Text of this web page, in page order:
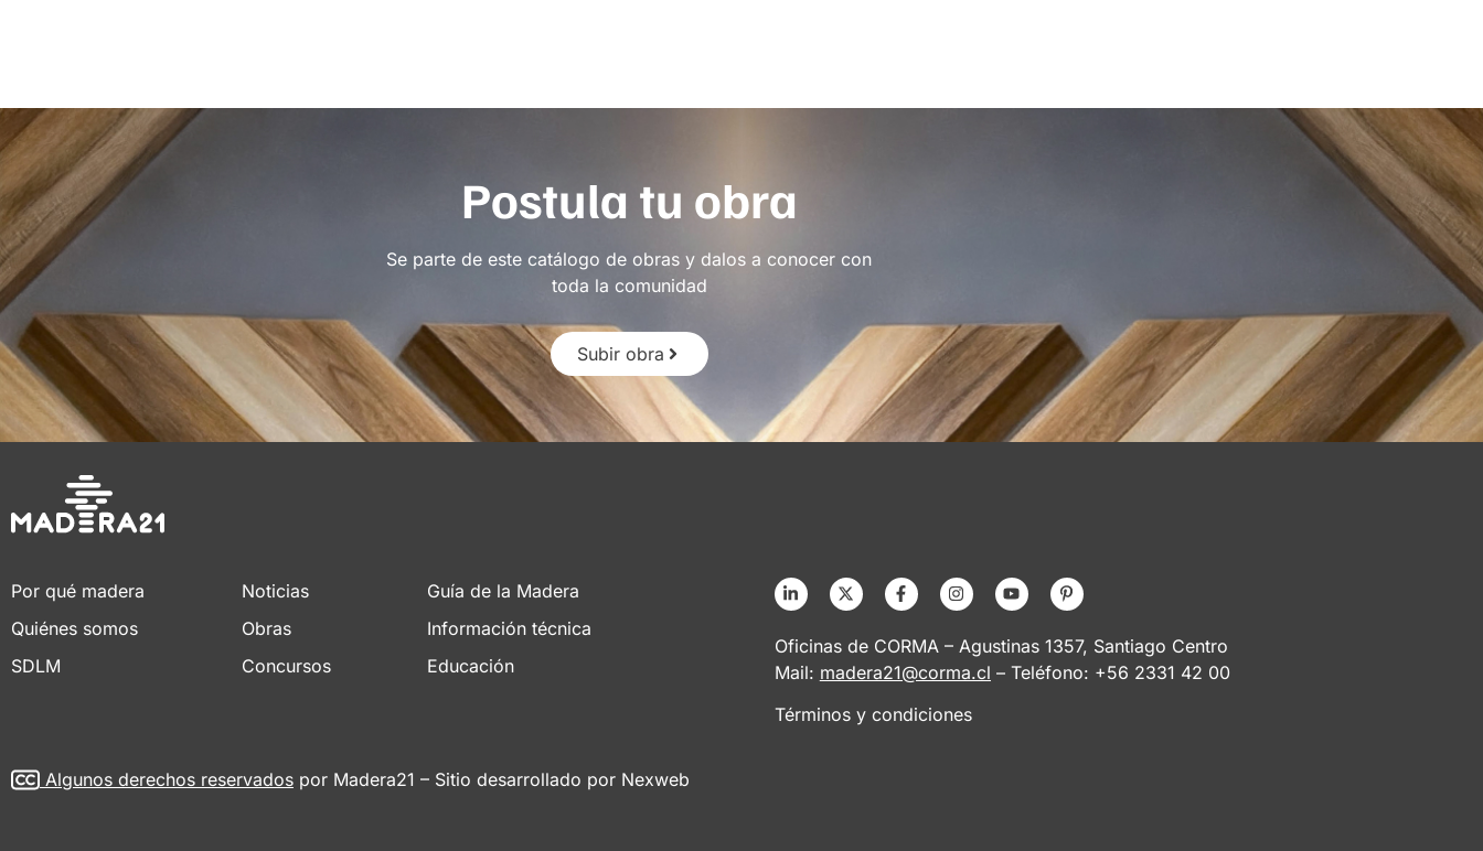
Postula tu obra
Se parte de este catálogo de obras y dalos a conocer con
toda la comunidad
Subir obra
Por qué madera
Quiénes somos
SDLM
Noticias
Obras
Concursos
Guía de la Madera
Información técnica
Educación
Oficinas de CORMA – Agustinas 1357, Santiago Centro
Mail: madera21@corma.cl – Teléfono: +56 2331 42 00
Términos y condiciones
Algunos derechos reservados por Madera21 – Sitio desarrollado por Nexweb